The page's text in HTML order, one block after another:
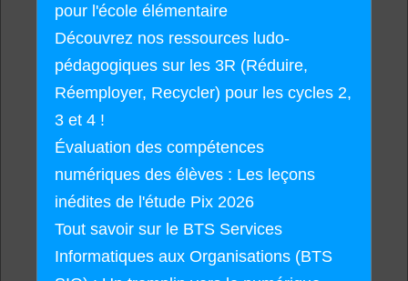
pour l'école élémentaire
Découvrez nos ressources ludo-
pédagogiques sur les 3R (Réduire,
Réemployer, Recycler) pour les cycles 2,
3 et 4 !
Évaluation des compétences
numériques des élèves : Les leçons
inédites de l'étude Pix 2026
Tout savoir sur le BTS Services
Informatiques aux Organisations (BTS